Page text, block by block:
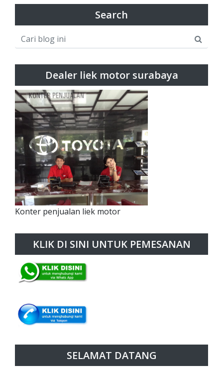
Search
Dealer liek motor surabaya
Konter penjualan liek motor
KLIK DI SINI UNTUK PEMESANAN
SELAMAT DATANG